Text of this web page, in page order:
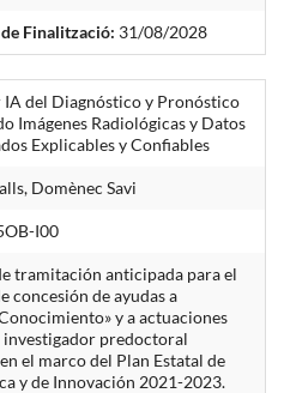
Finalització: 31/08/2028
del Diagnóstico y Pronóstico
Imágenes Radiológicas y Datos
Explicables y Confiables
Domènec Savi
I00
tramitación anticipada para el
concesión de ayudas a
y a actuaciones
predoctoral
el marco del Plan Estatal de
y de Innovación 2021-2023.